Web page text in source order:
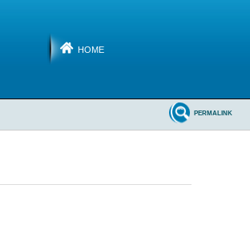
HOME
PERMALINK